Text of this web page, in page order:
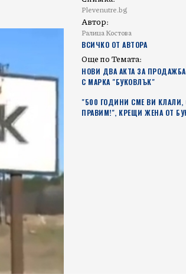
Plevenutre.bg
Автор:
Ралица Костова
ВСИЧКО ОТ АВТОРА
Още по Темата:
НОВИ ДВА АКТА ЗА
С МАРКА "БУКОВЛЪК"
"500 ГОДИНИ СМЕ ВИ КЛАЛИ,
ПРАВИМ!", КРЕЩИ ЖЕНА ОТ